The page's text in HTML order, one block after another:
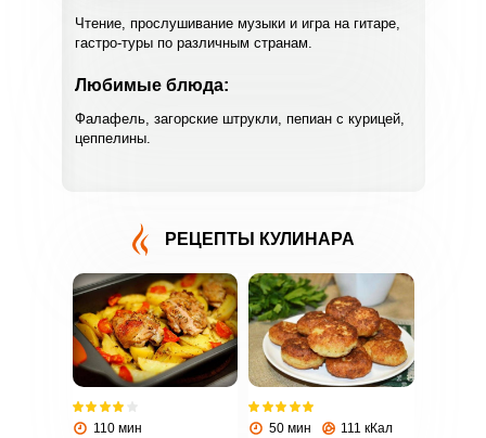
Чтение, прослушивание музыки и игра на гитаре,
гастро-туры по различным странам.
Любимые блюда:
Фалафель, загорские штрукли, пепиан с курицей,
цеппелины.
РЕЦЕПТЫ КУЛИНАРА
110 мин
50 мин 111 кКал
ВХОД НА САЙТ РЕГИСТРАЦИЯ
Войдите
с помощью социальных сетей: